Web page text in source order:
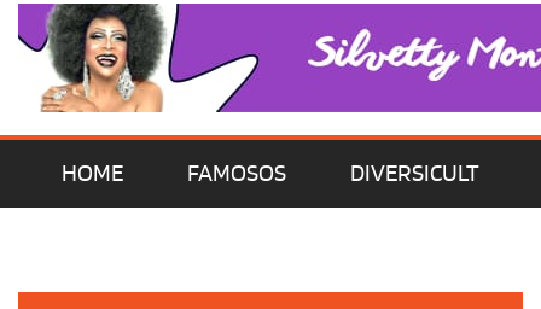
HOME FAMOSOS DIVERSICULT